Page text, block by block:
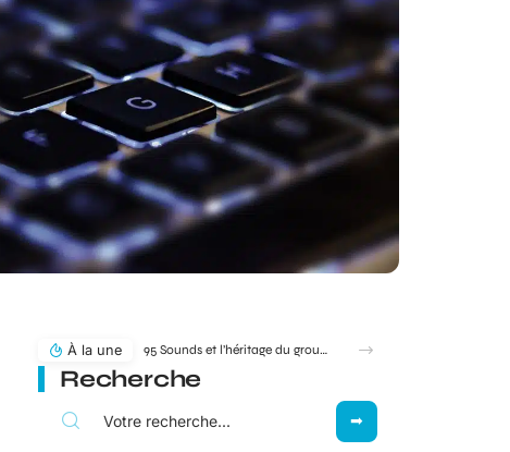
À la une 95 Sounds et l’héritage du groupe 1995 : filiation ou simple clin d’œil ?
Recherche